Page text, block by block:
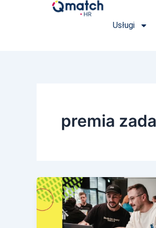
Usługi
premia